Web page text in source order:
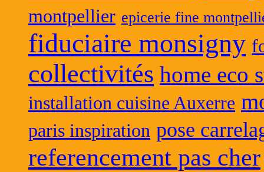
montpellier epicerie fine
fiduciaire monsigny
collectivités home eco
installation cuisine Auxerre
paris inspiration pose
referencement pas cher